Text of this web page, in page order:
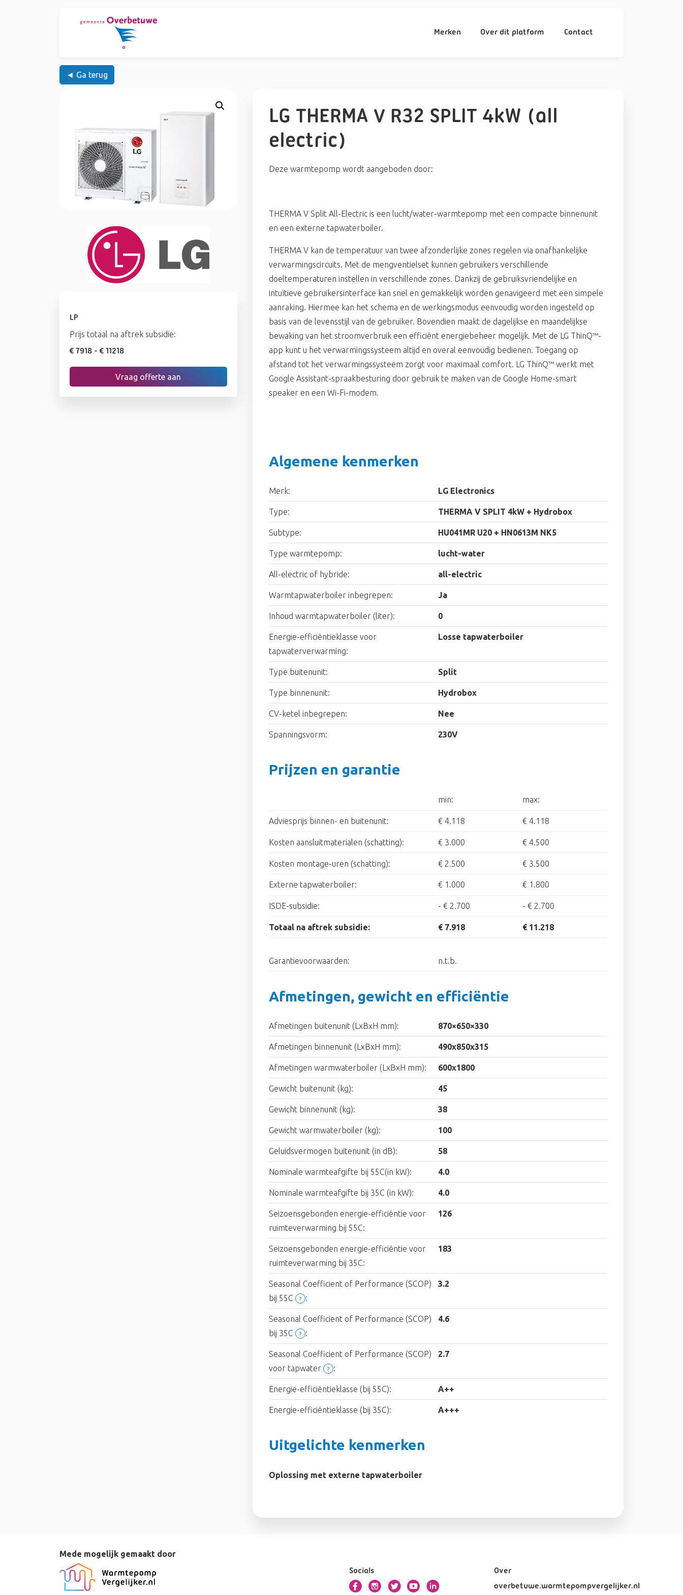
Merken Over dit platform Contact
◄ Ga terug
LP
Prijs totaal na aftrek subsidie:
€ 7918 - € 11218
Vraag offerte aan
LG THERMA V R32 SPLIT 4kW (all
electric)
Deze warmtepomp wordt aangeboden door:
THERMA V Split All-Electric is een lucht/water-warmtepomp met een compacte binnenunit
en een externe tapwaterboiler.
THERMA V kan de temperatuur van twee afzonderlijke zones regelen via onafhankelijke
verwarmingscircuits. Met de mengventielset kunnen gebruikers verschillende
doeltemperaturen instellen in verschillende zones. Dankzij de gebruiksvriendelijke en
intuïtieve gebruikersinterface kan snel en gemakkelijk worden genavigeerd met een simpele
aanraking. Hiermee kan het schema en de werkingsmodus eenvoudig worden ingesteld op
basis van de levensstijl van de gebruiker. Bovendien maakt de dagelijkse en maandelijkse
bewaking van het stroomverbruik een efficiënt energiebeheer mogelijk. Met de LG ThinQ™-
app kunt u het verwarmingssysteem altijd en overal eenvoudig bedienen. Toegang op
afstand tot het verwarmingssysteem zorgt voor maximaal comfort. LG ThinQ™ werkt met
Google Assistant-spraakbesturing door gebruik te maken van de Google Home-smart
speaker en een Wi-Fi-modem.
Algemene kenmerken
Merk: LG Electronics
Type: THERMA V SPLIT 4kW + Hydrobox
Subtype: HU041MR U20 + HN0613M NK5
Type warmtepomp: lucht-water
All-electric of hybride: all-electric
Warmtapwaterboiler inbegrepen: Ja
Inhoud warmtapwaterboiler (liter): 0
Energie-efficiëntieklasse voor
tapwaterverwarming:
Losse tapwaterboiler
Type buitenunit: Split
Type binnenunit: Hydrobox
CV-ketel inbegrepen: Nee
Spanningsvorm: 230V
Prijzen en garantie
min: max:
Adviesprijs binnen- en buitenunit: € 4.118 € 4.118
Kosten aansluitmaterialen (schatting): € 3.000 € 4.500
Kosten montage-uren (schatting): € 2.500 € 3.500
Externe tapwaterboiler: € 1.000 € 1.800
ISDE-subsidie: - € 2.700 -€ 2.700
Totaal na aftrek subsidie: € 7.918 € 11.218
Garantievoorwaarden: n.t.b.
Afmetingen, gewicht en efficiëntie
Afmetingen buitenunit (LxBxH mm): 870×650×330
Afmetingen binnenunit (LxBxH mm): 490x850x315
Afmetingen warmwaterboiler (LxBxH mm): 600x1800
Gewicht buitenunit (kg): 45
Gewicht binnenunit (kg): 38
Gewicht warmwaterboiler (kg): 100
Geluidsvermogen buitenunit (in dB): 58
Nominale warmteafgifte bij 55C(in kW): 4.0
Nominale warmteafgifte bij 35C (in kW): 4.0
Seizoensgebonden energie-efficiëntie voor
ruimteverwarming bij 55C:
126
Seizoensgebonden energie-efficiëntie voor
ruimteverwarming bij 35C:
183
Seasonal Coefficient of Performance (SCOP)
bij 55C
? :
3.2
Seasonal Coefficient of Performance (SCOP)
bij 35C
? :
4.6
Seasonal Coefficient of Performance (SCOP)
voor tapwater
? :
2.7
Energie-efficiëntieklasse (bij 55C): A++
Energie-efficiëntieklasse (bij 35C): A+++
Uitgelichte kenmerken
Oplossing met externe tapwaterboiler
Mede mogelijk gemaakt door
Socials
Over
overbetuwe.warmtepompvergelijker.nl